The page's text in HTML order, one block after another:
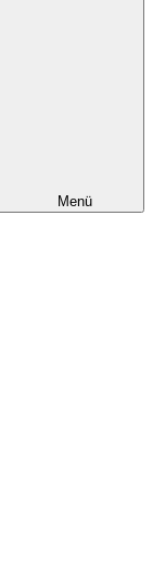
Menü